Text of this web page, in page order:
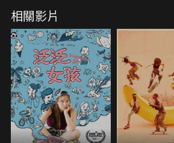
相關影片